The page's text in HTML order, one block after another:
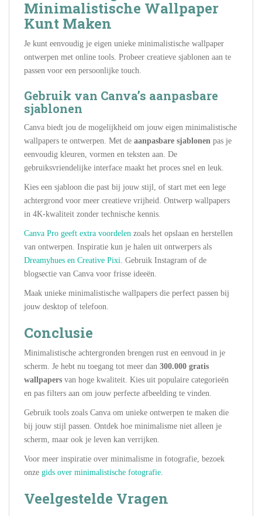
Minimalistische Wallpaper
Kunt Maken
Je kunt eenvoudig je eigen unieke minimalistische wallpaper
ontwerpen met online tools. Probeer creatieve sjablonen aan te
passen voor een persoonlijke touch.
Gebruik van Canva’s aanpasbare
sjablonen
Canva biedt jou de mogelijkheid om jouw eigen minimalistische
wallpapers te ontwerpen. Met de aanpasbare sjablonen pas je
eenvoudig kleuren, vormen en teksten aan. De
gebruiksvriendelijke interface maakt het proces snel en leuk.
Kies een sjabloon die past bij jouw stijl, of start met een lege
achtergrond voor meer creatieve vrijheid. Ontwerp wallpapers
in 4K-kwaliteit zonder technische kennis.
Canva Pro geeft extra voordelen zoals het opslaan en herstellen
van ontwerpen. Inspiratie kun je halen uit ontwerpers als
Dreamyhues en Creative Pixi . Gebruik Instagram of de
blogsectie van Canva voor frisse ideeën.
Maak unieke minimalistische wallpapers die perfect passen bij
jouw desktop of telefoon.
Conclusie
Minimalistische achtergronden brengen rust en eenvoud in je
scherm. Je hebt nu toegang tot meer dan 300.000 gratis
wallpapers van hoge kwaliteit. Kies uit populaire categorieën
en pas filters aan om jouw perfecte afbeelding te vinden.
Gebruik tools zoals Canva om unieke ontwerpen te maken die
bij jouw stijl passen. Ontdek hoe minimalisme niet alleen je
scherm, maar ook je leven kan verrijken.
Voor meer inspiratie over minimalisme in fotografie, bezoek
onze gids over minimalistische fotografie
Veelgestelde Vragen